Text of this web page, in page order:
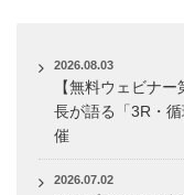
2026.08.03
【無料ウェビナ
長が語る「3R・
催
2026.07.02